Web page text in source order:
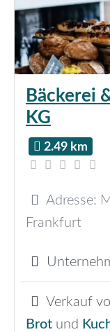
Bäckerei
KG
2.49 km
Adresse:
Frankfurt
Verkauf
Brot und